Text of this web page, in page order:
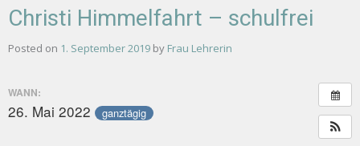
Christi Himmelfahrt – schulfrei
Posted on 1. September 2019 by Frau Lehrerin
WANN:
26. Mai 2022 ganztägig